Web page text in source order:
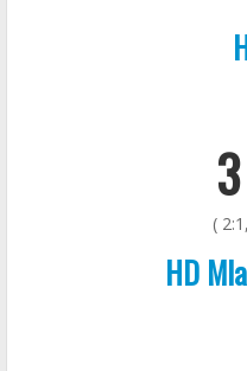
(
HD